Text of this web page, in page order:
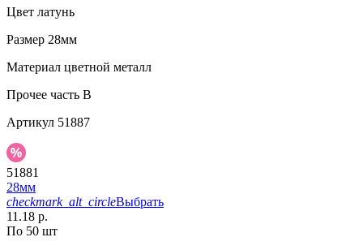
Цвет латунь
Размер 28мм
Материал цветной металл
Прочее часть B
Артикул 51887
51881
28мм
checkmark_alt_circleВыбрать
11.18 р.
По 50 шт